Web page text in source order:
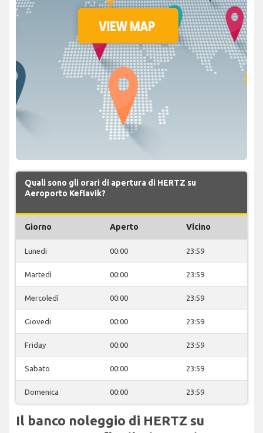
Quali sono gli orari di apertura di HERTZ su
Aeroporto Keflavik?
Giorno Aperto Vicino
Lunedi 00:00 23:59
Martedì 00:00 23:59
Mercoledì 00:00 23:59
Giovedi 00:00 23:59
Friday 00:00 23:59
Sabato 00:00 23:59
Domenica 00:00 23:59
Il banco noleggio di HERTZ su